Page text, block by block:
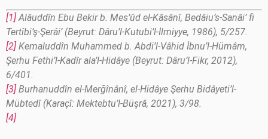
[1] Alâuddîn Ebu Bekir b. Mes’ûd el-Kâsânî, Bedâiu’s-Sanâi’ fi
Tertîbi’ş-Şerâi’ (Beyrut: Dâru’l-Kutubi’l-İlmiyye, 1986), 5/257.
[2] Kemaluddîn Muhammed b. Abdi’l-Vâhid İbnu’l-Hümâm,
Şerhu Fethi’l-Kadîr ala’l-Hidâye (Beyrut: Dâru’l-Fikr, 2012),
6/401.
[3] Burhanuddîn el-Merğînânî, el-Hidâye Şerhu Bidâyeti’l-
Mübtedî (Karaçî: Mektebtu’l-Büşrâ, 2021), 3/98.
[4]